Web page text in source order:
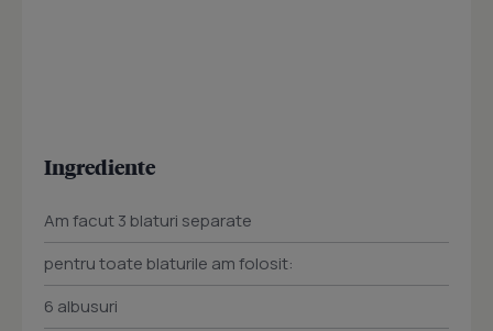
Ingrediente
Am facut 3 blaturi separate
pentru toate blaturile am folosit:
6 albusuri